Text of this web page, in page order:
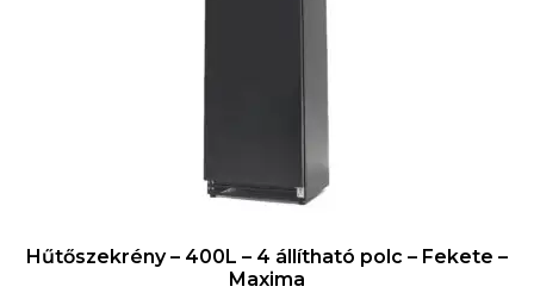
Hűtőszekrény – 400L – 4 állítható polc – Fekete –
Maxima